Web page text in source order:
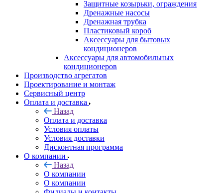
Защитные козырьки, ограждения
Дренажные насосы
Дренажная трубка
Пластиковый короб
Аксессуары для бытовых
кондиционеров
Аксессуары для автомобильных
кондиционеров
Производство агрегатов
Проектирование и монтаж
Сервисный центр
Оплата и доставка
Назад
Оплата и доставка
Условия оплаты
Условия доставки
Дисконтная программа
О компании
Назад
О компании
О компании